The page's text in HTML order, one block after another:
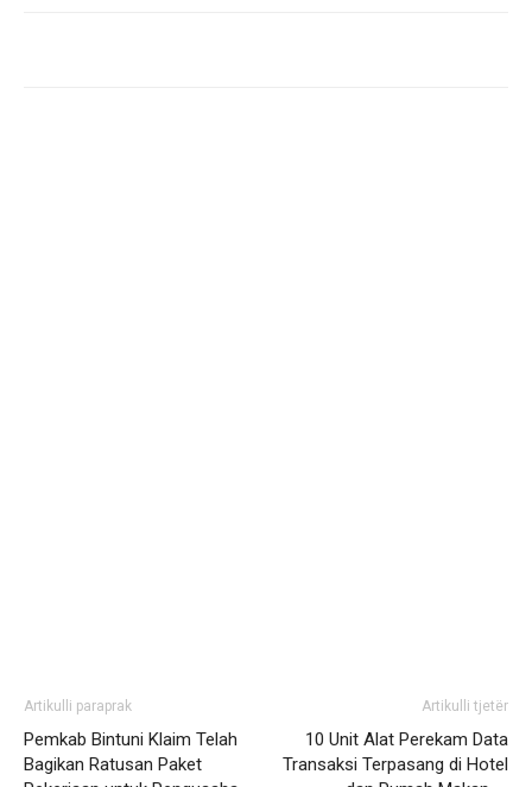
Artikulli paraprak
Pemkab Bintuni Klaim Telah
Bagikan Ratusan Paket
Artikulli tjetër
10 Unit Alat Perekam Data
Transaksi Terpasang di Hotel